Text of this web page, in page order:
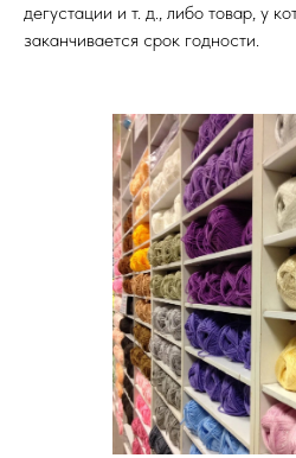
дегустации и т. д., либо товар, у
заканчивается срок годности.
Политика конфиденциальности
Онлайн-сервис для создания планограмм и
выкладкой товаров в розничной сети
© ООО "Ласмарт", 2026
ООО "ЛАСМАРТ" обладает исключительными
программное обеспечение "Lasmart SpacePlanner".
Номер записи в реестре российского ПО: 18361
Лицензионный договор